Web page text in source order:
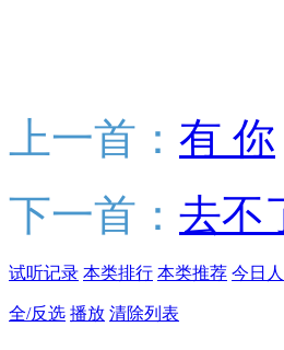
上一首： 有 你
下一首： 去不
试听记录 本类排行 本类推荐 今日
全/反选 播放 清除列表